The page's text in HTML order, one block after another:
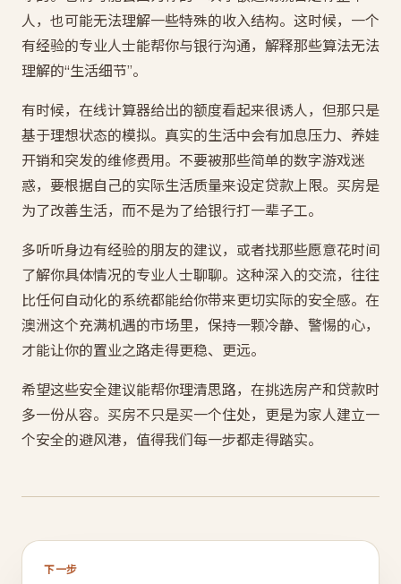
人，也可能无法理解一些特殊的收入结构。这时候，一个
有经验的专业人士能帮你与银行沟通，解释那些算法无法
理解的“生活细节”。
有时候，在线计算器给出的额度看起来很诱人，但那只是
基于理想状态的模拟。真实的生活中会有加息压力、养娃
开销和突发的维修费用。不要被那些简单的数字游戏迷
惑，要根据自己的实际生活质量来设定贷款上限。买房是
为了改善生活，而不是为了给银行打一辈子工。
多听听身边有经验的朋友的建议，或者找那些愿意花时间
了解你具体情况的专业人士聊聊。这种深入的交流，往往
比任何自动化的系统都能给你带来更切实际的安全感。在
澳洲这个充满机遇的市场里，保持一颗冷静、警惕的心，
才能让你的置业之路走得更稳、更远。
希望这些安全建议能帮你理清思路，在挑选房产和贷款时
多一份从容。买房不只是买一个住处，更是为家人建立一
个安全的避风港，值得我们每一步都走得踏实。
下一步